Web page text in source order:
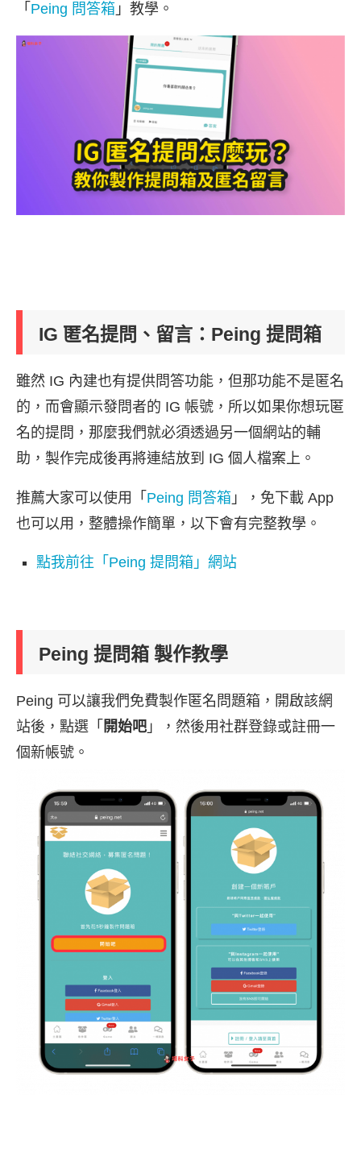
「 Peing 問答箱 」教學。
IG 匿名提問、留言：Peing 提問箱
雖然 IG 內建也有提供問答功能，但那功能不是匿名
的，而會顯示發問者的 IG 帳號，所以如果你想玩匿
名的提問，那麼我們就必須透過另一個網站的輔
助，製作完成後再將連結放到 IG 個人檔案上。
推薦大家可以使用「 Peing 問答箱 」，免下載 App
也可以用，整體操作簡單，以下會有完整教學。
點我前往「Peing 提問箱」網站
Peing 提問箱 製作教學
Peing 可以讓我們免費製作匿名問題箱，開啟該網
站後，點選「 開始吧 」，然後用社群登錄或註冊一
個新帳號。